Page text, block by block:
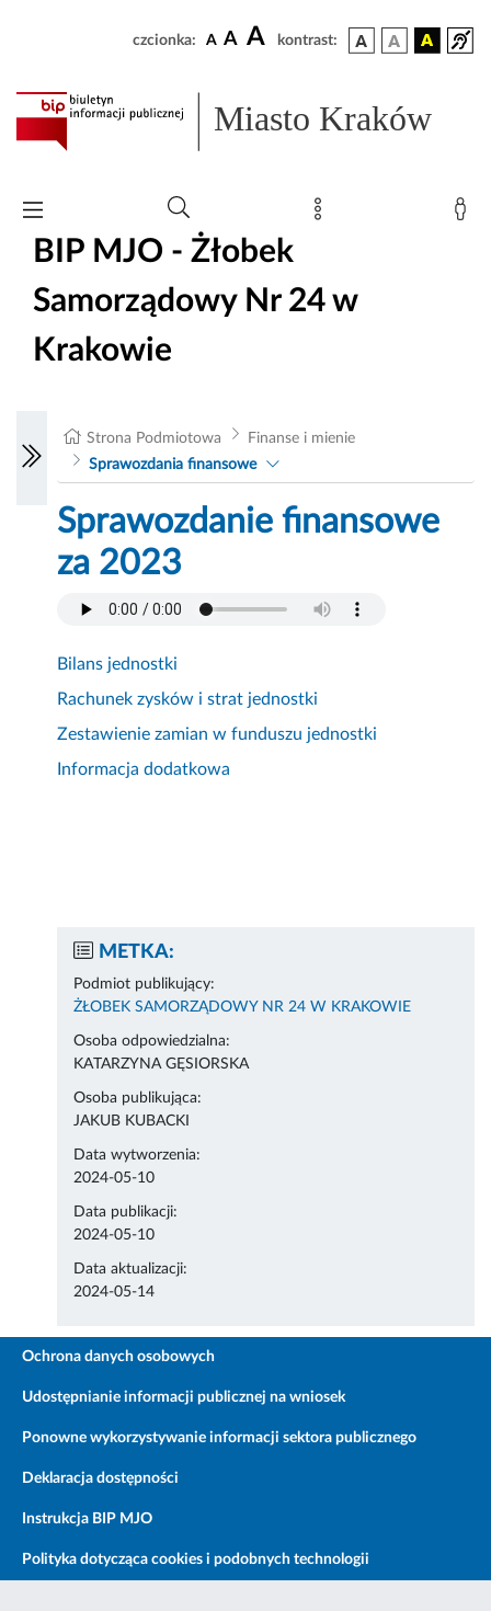
czcionka: A A A kontrast:
Miasto Kraków
BIP MJO - Żłobek
Samorządowy Nr 24 w
Krakowie
Strona Podmiotowa
Finanse i mienie
Sprawozdania finansowe
Sprawozdanie finansowe
za 2023
Bilans jednostki
Rachunek zysków i strat jednostki
Zestawienie zamian w funduszu jednostki
Informacja dodatkowa
METKA:
Podmiot publikujący:
ŻŁOBEK SAMORZĄDOWY NR 24 W KRAKOWIE
Osoba odpowiedzialna:
KATARZYNA GĘSIORSKA
Osoba publikująca:
JAKUB KUBACKI
Data wytworzenia:
2024-05-10
Data publikacji:
2024-05-10
Data aktualizacji:
2024-05-14
Ochrona danych osobowych
Udostępnianie informacji publicznej na wniosek
Ponowne wykorzystywanie informacji sektora publicznego
Deklaracja dostępności
Instrukcja BIP MJO
Polityka dotycząca cookies i podobnych technologii